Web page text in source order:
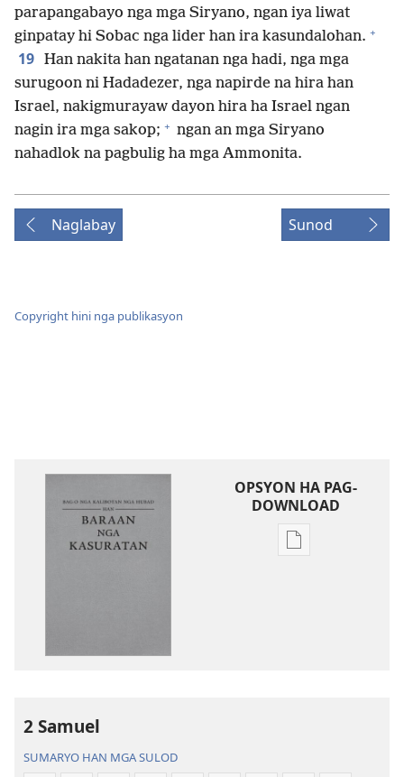
parapangabayo nga mga Siryano, ngan iya liwat
ginpatay hi Sobac nga lider han ira kasundalohan. +
19 Han nakita han ngatanan nga hadi, nga mga
surugoon ni Hadadezer, nga napirde na hira han
Israel, nakigmurayaw dayon hira ha Israel ngan
nagin ira mga sakop; + ngan an mga Siryano
nahadlok na pagbulig ha mga Ammonita.
Naglabay Sunod
Copyright hini nga publikasyon
OPSYON HA PAG-
DOWNLOAD
Opsyon
2 Samuel
SUMARYO HAN MGA SULOD